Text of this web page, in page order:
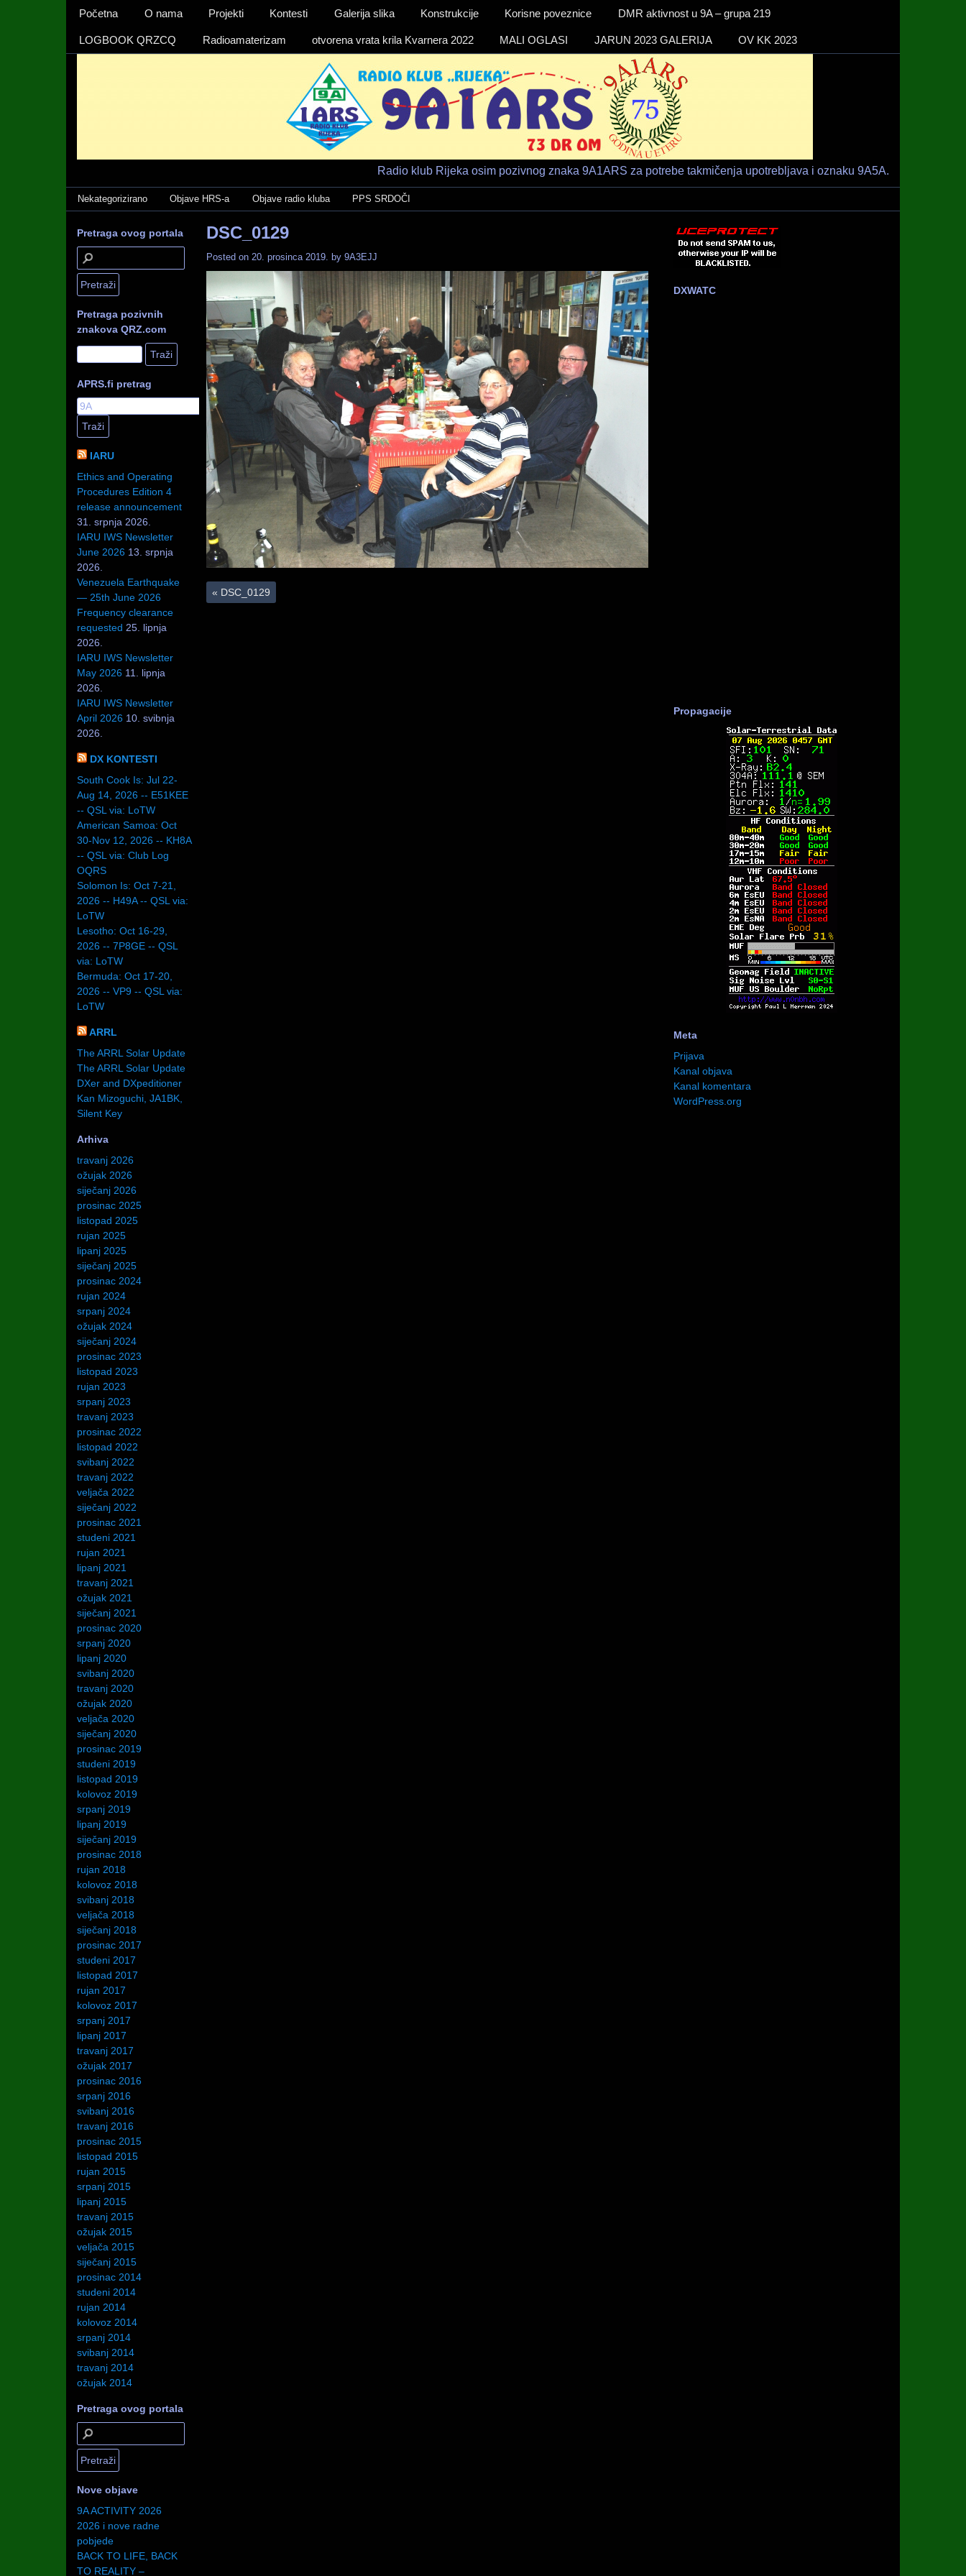
Početna O nama Projekti Kontesti Galerija slika Konstrukcije Korisne poveznice DMR aktivnost u 9A – grupa 219
LOGBOOK QRZCQ Radioamaterizam otvorena vrata krila Kvarnera 2022 MALI OGLASI JARUN 2023 GALERIJA OV KK 2023
Radio klub Rijeka osim pozivnog znaka 9A1ARS za potrebe takmičenja upotrebljava i oznaku 9A5A.
Categories
Nekategorizirano Objave HRS-a Objave radio kluba PPS SRDOČI
DSC_0129
Posted on 20. prosinca 2019. by 9A3EJJ
« DSC_0129
Pretraga ovog portala
Pretraga pozivnih
znakova QRZ.com
APRS.fi pretrag
IARU
Ethics and Operating
Procedures Edition 4
release announcement
31. srpnja 2026.
IARU IWS Newsletter
June 2026 13. srpnja
2026.
Venezuela Earthquake
— 25th June 2026
Frequency clearance
requested 25. lipnja
2026.
IARU IWS Newsletter
May 2026 11. lipnja
2026.
IARU IWS Newsletter
April 2026 10. svibnja
2026.
DX KONTESTI
South Cook Is: Jul 22-
Aug 14, 2026 -- E51KEE
-- QSL via: LoTW
American Samoa: Oct
30-Nov 12, 2026 -- KH8A
-- QSL via: Club Log
OQRS
Solomon Is: Oct 7-21,
2026 -- H49A -- QSL via:
LoTW
Lesotho: Oct 16-29,
2026 -- 7P8GE -- QSL
via: LoTW
Bermuda: Oct 17-20,
2026 -- VP9 -- QSL via:
LoTW
ARRL
The ARRL Solar Update
The ARRL Solar Update
DXer and DXpeditioner
Kan Mizoguchi, JA1BK,
Silent Key
Arhiva
travanj 2026
ožujak 2026
siječanj 2026
prosinac 2025
listopad 2025
rujan 2025
lipanj 2025
siječanj 2025
prosinac 2024
rujan 2024
srpanj 2024
ožujak 2024
siječanj 2024
prosinac 2023
listopad 2023
rujan 2023
srpanj 2023
travanj 2023
prosinac 2022
listopad 2022
svibanj 2022
travanj 2022
veljača 2022
siječanj 2022
prosinac 2021
studeni 2021
rujan 2021
lipanj 2021
travanj 2021
ožujak 2021
siječanj 2021
prosinac 2020
srpanj 2020
lipanj 2020
svibanj 2020
travanj 2020
ožujak 2020
veljača 2020
siječanj 2020
prosinac 2019
studeni 2019
listopad 2019
kolovoz 2019
srpanj 2019
lipanj 2019
siječanj 2019
prosinac 2018
rujan 2018
kolovoz 2018
svibanj 2018
veljača 2018
siječanj 2018
prosinac 2017
studeni 2017
listopad 2017
rujan 2017
kolovoz 2017
srpanj 2017
lipanj 2017
travanj 2017
ožujak 2017
prosinac 2016
srpanj 2016
svibanj 2016
travanj 2016
prosinac 2015
listopad 2015
rujan 2015
srpanj 2015
lipanj 2015
travanj 2015
ožujak 2015
veljača 2015
siječanj 2015
prosinac 2014
studeni 2014
rujan 2014
kolovoz 2014
srpanj 2014
svibanj 2014
travanj 2014
ožujak 2014
Pretraga ovog portala
Nove objave
9A ACTIVITY 2026
2026 i nove radne
pobjede
BACK TO LIFE, BACK
TO REALITY –
DXWATC
Propagacije
Meta
Prijava
Kanal objava
Kanal komentara
WordPress.org